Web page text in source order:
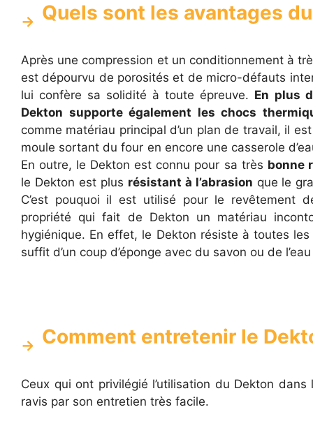
Quels sont les avantages
Après une compression et un conditionnement à
est dépourvu de porosités et de micro-défauts
lui confère sa solidité à toute épreuve. En plus
Dekton supporte également les chocs
comme matériau principal d’un plan de travail, il
moule sortant du four en encore une casserole
En outre, le Dekton est connu pour sa très bonne
le Dekton est plus résistant à l’abrasion que le
C’est pouquoi il est utilisé pour le revêtement
propriété qui fait de Dekton un matériau
hygiénique. En effet, le Dekton résiste à toutes
suffit d’un coup d’éponge avec du savon ou de
Comment entretenir le
Ceux qui ont privilégié l’utilisation du Dekton
ravis par son entretien très facile.